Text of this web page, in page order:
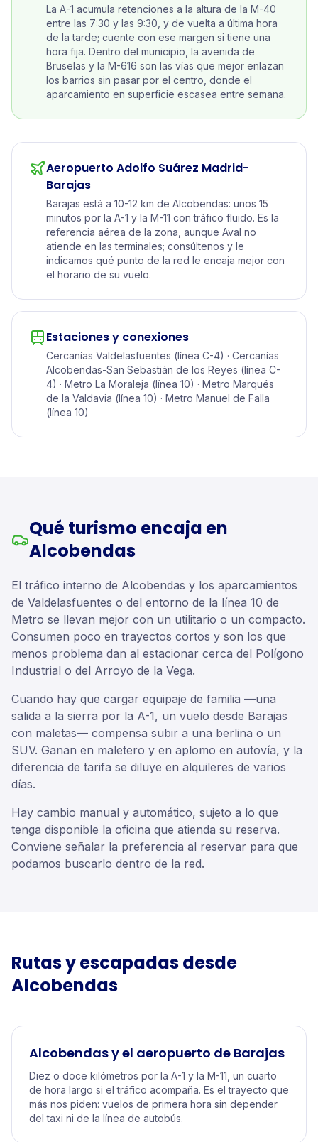
La A-1 acumula retenciones a la altura de la M-40
entre las 7:30 y las 9:30, y de vuelta a última hora
de la tarde; cuente con ese margen si tiene una
hora fija. Dentro del municipio, la avenida de
Bruselas y la M-616 son las vías que mejor enlazan
los barrios sin pasar por el centro, donde el
aparcamiento en superficie escasea entre semana.
Aeropuerto Adolfo Suárez Madrid-
Barajas
Barajas está a 10-12 km de Alcobendas: unos 15
minutos por la A-1 y la M-11 con tráfico fluido. Es la
referencia aérea de la zona, aunque Aval no
atiende en las terminales; consúltenos y le
indicamos qué punto de la red le encaja mejor con
el horario de su vuelo.
Estaciones y conexiones
Cercanías Valdelasfuentes (línea C-4) · Cercanías
Alcobendas-San Sebastián de los Reyes (línea C-
4) · Metro La Moraleja (línea 10) · Metro Marqués
de la Valdavia (línea 10) · Metro Manuel de Falla
(línea 10)
Qué turismo encaja en
Alcobendas
El tráfico interno de Alcobendas y los aparcamientos
de Valdelasfuentes o del entorno de la línea 10 de
Metro se llevan mejor con un utilitario o un compacto.
Consumen poco en trayectos cortos y son los que
menos problema dan al estacionar cerca del Polígono
Industrial o del Arroyo de la Vega.
Cuando hay que cargar equipaje de familia —una
salida a la sierra por la A-1, un vuelo desde Barajas
con maletas— compensa subir a una berlina o un
SUV. Ganan en maletero y en aplomo en autovía, y la
diferencia de tarifa se diluye en alquileres de varios
días.
Hay cambio manual y automático, sujeto a lo que
tenga disponible la oficina que atienda su reserva.
Conviene señalar la preferencia al reservar para que
podamos buscarlo dentro de la red.
Rutas y escapadas desde
Alcobendas
Alcobendas y el aeropuerto de Barajas
Diez o doce kilómetros por la A-1 y la M-11, un cuarto
de hora largo si el tráfico acompaña. Es el trayecto que
más nos piden: vuelos de primera hora sin depender
del taxi ni de la línea de autobús.